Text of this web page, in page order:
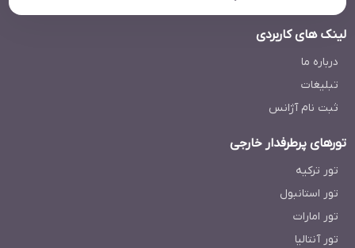
لینک های کاربردی
درباره ما
تبلیغات
ثبت نام آژانس
تورهای پرطرفدار خارجی
تور ترکیه
تور استانبول
تور امارات
تور آنتالیا